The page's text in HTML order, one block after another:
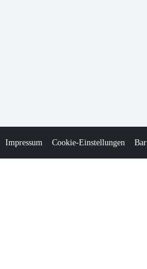
Impressum Cookie-Einstellungen